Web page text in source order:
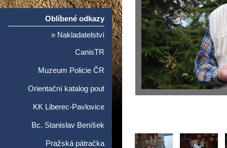
Oblíbené odkazy
» Nakladatelství
CanisTR
Muzeum Policie ČR
Orientační katalog pout
KK Liberec-Pavlovice
Bc. Stanislav Beníšek
Pražská pátračka